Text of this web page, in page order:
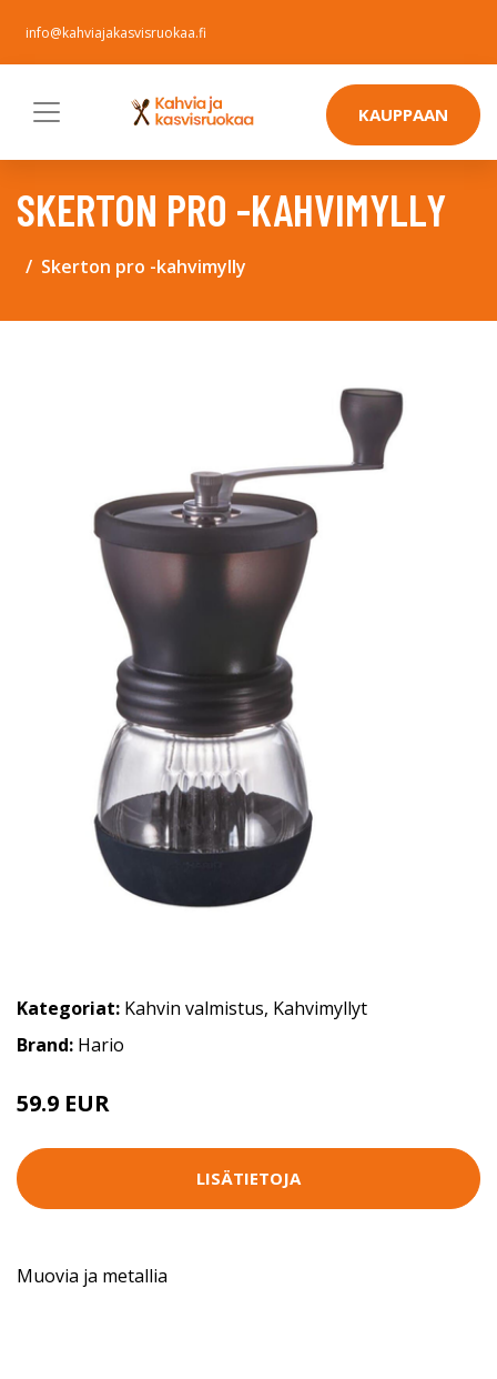
info@kahviajakasvisruokaa.fi
KAUPPAAN
SKERTON PRO -KAHVIMYLLY
Skerton pro -kahvimylly
Kategoriat: Kahvin valmistus, Kahvimyllyt
Brand: Hario
59.9 EUR
LISÄTIETOJA
Muovia ja metallia